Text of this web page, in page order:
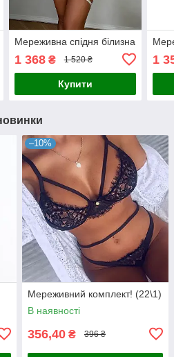
Мереживна спідня білизна
1 368₴ 1 520 ₴
Купити
1
–10%
Мереживний комплект! (22\1)
В наявності
356,40 ₴ 396 ₴